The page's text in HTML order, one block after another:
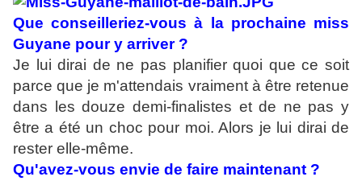
Que conseilleriez-vous à la prochaine miss
Guyane pour y arriver ?
Je lui dirai de ne pas planifier quoi que ce soit
parce que je m'attendais vraiment à être retenue
dans les douze demi-finalistes et de ne pas y
être a été un choc pour moi. Alors je lui dirai de
rester elle-même.
Qu'avez-vous envie de faire maintenant ?